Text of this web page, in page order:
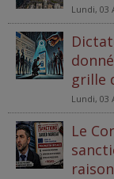
Lundi, 03
grille
Lundi, 03
Le